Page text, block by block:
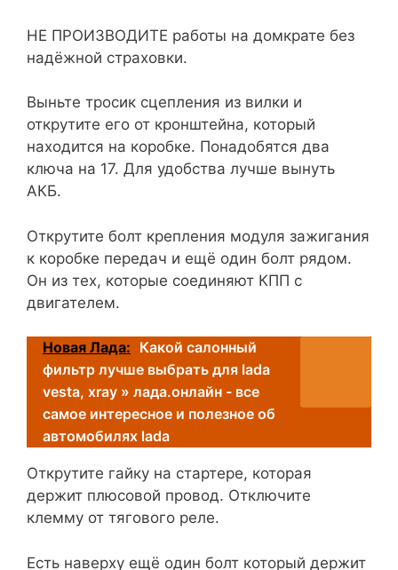
НЕ ПРОИЗВОДИТЕ работы на домкрате без
надёжной страховки.
Выньте тросик сцепления из вилки и
открутите его от кронштейна, который
находится на коробке. Понадобятся два
ключа на 17. Для удобства лучше вынуть
АКБ.
Открутите болт крепления модуля зажигания
к коробке передач и ещё один болт рядом.
Он из тех, которые соединяют КПП с
двигателем.
Новая Лада: Какой салонный
фильтр лучше выбрать для lada
vesta, xray » лада.онлайн - все
самое интересное и полезное об
автомобилях lada
Открутите гайку на стартере, которая
держит плюсовой провод. Отключите
клемму от тягового реле.
Есть наверху ещё один болт который держит